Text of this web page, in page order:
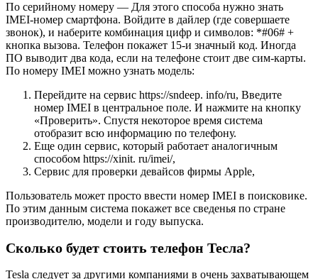
По серийному номеру — Для этого способа нужно знать
IMEI-номер смартфона. Войдите в дайлер (где совершаете
звонок), и наберите комбинация цифр и символов: *#06# +
кнопка вызова. Телефон покажет 15-и значный код. Иногда
ПО выводит два кода, если на телефоне стоит две сим-карты.
По номеру IMEI можно узнать модель:
Перейдите на сервис https://sndeep. info/ru, Введите
номер IMEI в центральное поле. И нажмите на кнопку
«Проверить». Спустя некоторое время система
отобразит всю информацию по телефону.
Еще один сервис, который работает аналогичным
способом https://xinit. ru/imei/,
Сервис для проверки девайсов фирмы Apple,
Пользователь может просто ввести номер IMEI в поисковике.
По этим данным система покажет все сведенья по стране
производителю, модели и году выпуска.
Сколько будет стоить телефон Тесла?
Tesla следует за другими компаниями в очень захватывающем